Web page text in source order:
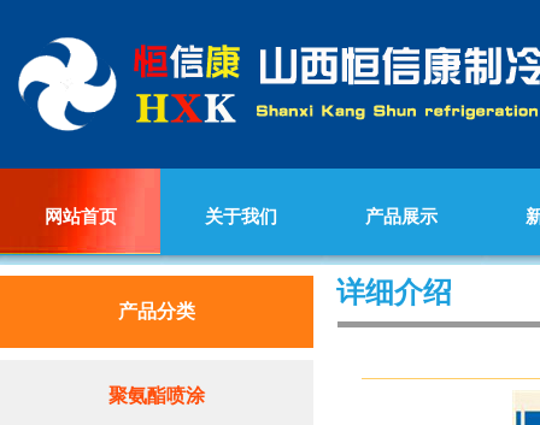
网站首页 关于我们 产品展示
产品分类
聚氨酯喷涂
详细介绍